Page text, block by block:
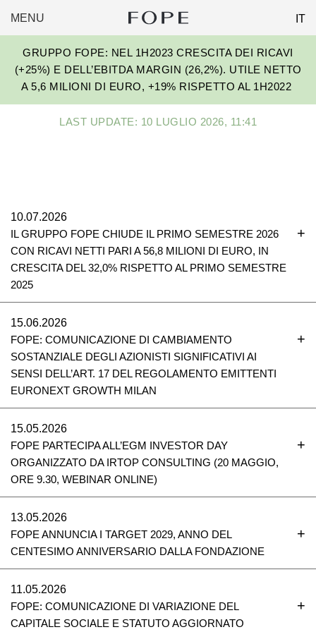
content
MENU
FOPE
GROUP
IT
GRUPPO FOPE: NEL 1H2023 CRESCITA DEI RICAVI
(+25%) E DELL’EBITDA MARGIN (26,2%). UTILE NETTO
A 5,6 MILIONI DI EURO, +19% RISPETTO AL 1H2022
LAST UPDATE: 10 LUGLIO 2026, 11:41
10.07.2026
IL GRUPPO FOPE CHIUDE IL PRIMO SEMESTRE 2026
CON RICAVI NETTI PARI A 56,8 MILIONI DI EURO, IN
CRESCITA DEL 32,0% RISPETTO AL PRIMO SEMESTRE
2025
15.06.2026
FOPE: COMUNICAZIONE DI CAMBIAMENTO
SOSTANZIALE DEGLI AZIONISTI SIGNIFICATIVI AI
SENSI DELL’ART. 17 DEL REGOLAMENTO EMITTENTI
EURONEXT GROWTH MILAN
15.05.2026
FOPE PARTECIPA ALL’EGM INVESTOR DAY
ORGANIZZATO DA IRTOP CONSULTING (20 MAGGIO,
ORE 9.30, WEBINAR ONLINE)
13.05.2026
FOPE ANNUNCIA I TARGET 2029, ANNO DEL
CENTESIMO ANNIVERSARIO DALLA FONDAZIONE
11.05.2026
FOPE: COMUNICAZIONE DI VARIAZIONE DEL
CAPITALE SOCIALE E STATUTO AGGIORNATO